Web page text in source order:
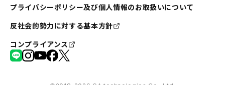
プライバシーポリシー及び個人情報のお取扱いについて
反社会的勢力に対する基本方針
コンプライアンス